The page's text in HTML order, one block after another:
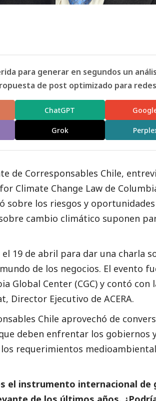
para generar en segundos un
de post optimizado para
ChatGPT
Grok
de Corresponsables Chile,
Climate Change Law de
sobre los riesgos y
cambio climático suponen
19 de abril para dar una charla
de los negocios. El evento
Global Center (CGC) y contó con
Director Ejecutivo de ACERA.
Chile aprovechó de
deben enfrentar los gobiernos
requerimientos
el instrumento internacional de